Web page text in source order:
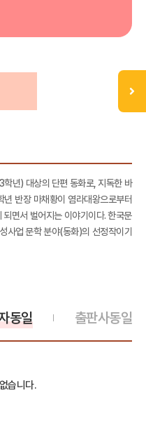
년) 대상의 단편 동화로, 지독한 바
반장 마채황이 염라대왕으로부터
면서 벌어지는 이야기이다. 한국문
사업 문학 분야(동화)의 선정작이기
출판사동일
동일
습니다.